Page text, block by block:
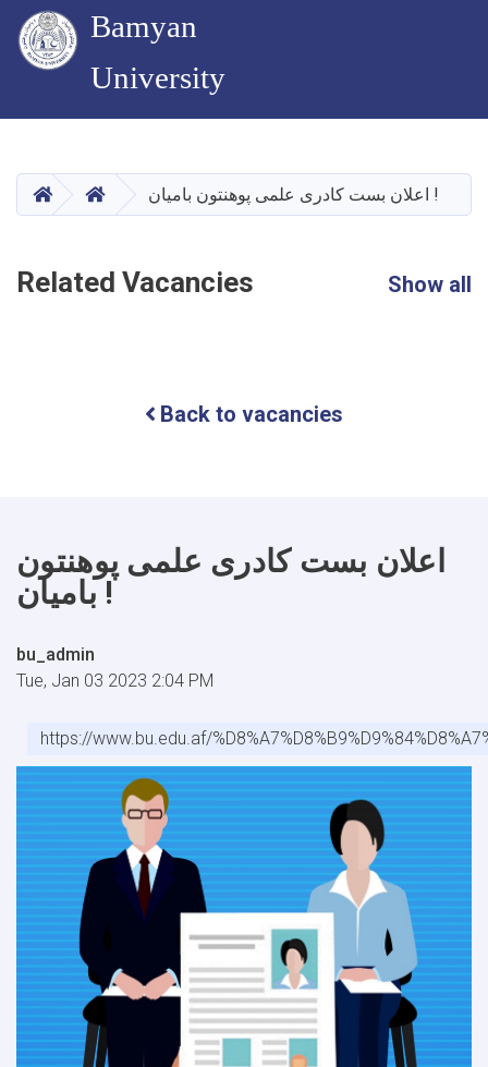
content
Bamyan
University
HOMEHOME اعلان بست کادری علمی پوهنتون بامیان !
Related Vacancies Show all
Back to vacancies
اعلان بست کادری علمی پوهنتون
بامیان !
bu_admin
Tue, Jan 03 2023 2:04 PM
https://www.bu.edu.af/